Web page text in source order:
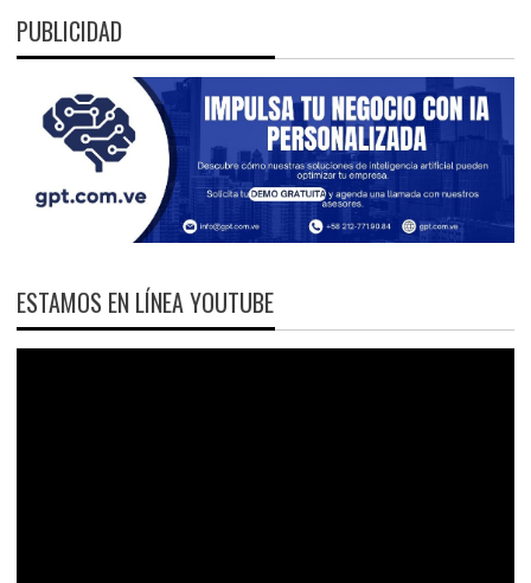
PUBLICIDAD
ESTAMOS EN LÍNEA YOUTUBE